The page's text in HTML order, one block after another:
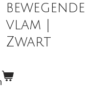
bewegende
vlam |
Zwart